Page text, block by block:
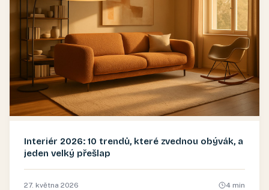
Interiér 2026: 10 trendů, které zvednou obývák, a
jeden velký přešlap
27. května 2026 4 min